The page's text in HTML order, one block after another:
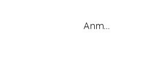
Anmelden